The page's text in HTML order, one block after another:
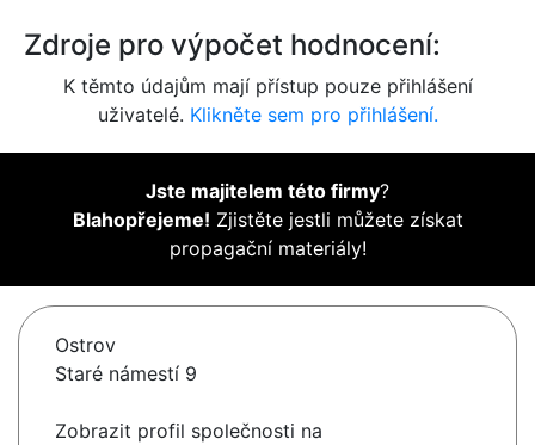
Zdroje pro výpočet hodnocení:
K těmto údajům mají přístup pouze přihlášení
uživatelé. Klikněte sem pro přihlášení.
Jste majitelem této firmy?
Blahopřejeme! Zjistěte jestli můžete získat
propagační materiály!
Ostrov
Staré námestí 9
Zobrazit profil společnosti na